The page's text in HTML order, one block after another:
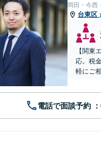
岡田・今西
台東区
【関東
応。税
軽にご
電話で面談予約